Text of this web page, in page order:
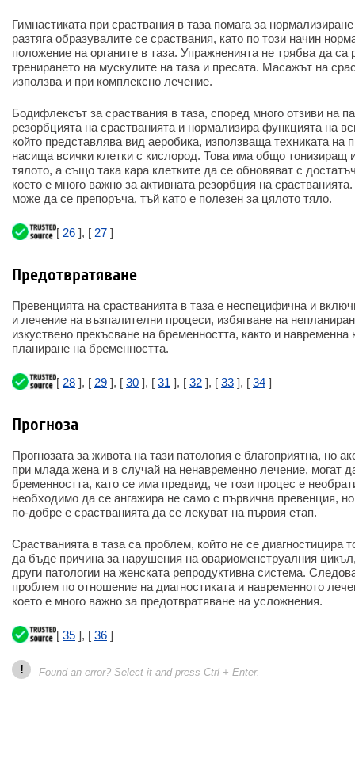
Гимнастиката при сраствания в таза помага за
разтяга образувалите се сраствания, като по този начин
положение на органите в таза. Упражненията не трябва да са
тренирането на мускулите на таза и пресата. Масажът на
използва и при комплексно лечение.
Бодифлексът за сраствания в таза, според много отзиви на
резорбцията на срастванията и нормализира функцията на
който представлява вид аеробика, използваща техниката на
насища всички клетки с кислород. Това има общо тонизиращ
тялото, а също така кара клетките да се обновяват с
което е много важно за активната резорбция на
може да се препоръча, тъй като е полезен за цялото тяло.
[ 26 ], [ 27 ]
Предотвратяване
Превенцията на срастванията в таза е неспецифична и
и лечение на възпалителни процеси, избягване на
изкуствено прекъсване на бременността, както и навременна
планиране на бременността.
[ 28 ], [ 29 ], [ 30 ], [ 31 ], [ 32 ], [ 33 ], [ 34 ]
Прогноза
Прогнозата за живота на тази патология е благоприятна, но
при млада жена и в случай на ненавременно лечение, могат
бременността, като се има предвид, че този процес е
необходимо да се ангажира не само с първична превенция,
по-добре е срастванията да се лекуват на първия етап.
Срастванията в таза са проблем, който не се диагностицира
да бъде причина за нарушения на овариоменструалния
други патологии на женската репродуктивна система.
проблем по отношение на диагностиката и навременното
което е много важно за предотвратяване на усложнения.
[ 35 ], [ 36 ]
! Found an error? Select it and press Ctrl + Enter.